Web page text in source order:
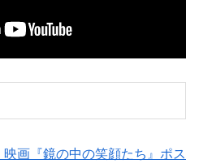
画『鏡の中の笑顔たち』ポス